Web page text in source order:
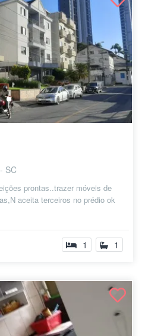
SC
prontas..trazer móveis de
aceita terceiros no prédio ok
1 1